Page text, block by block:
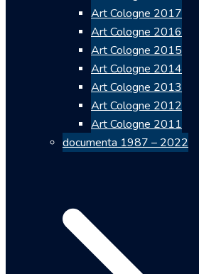
Art Cologne 2017
Art Cologne 2016
Art Cologne 2015
Art Cologne 2014
Art Cologne 2013
Art Cologne 2012
Art Cologne 2011
documenta 1987 – 2022